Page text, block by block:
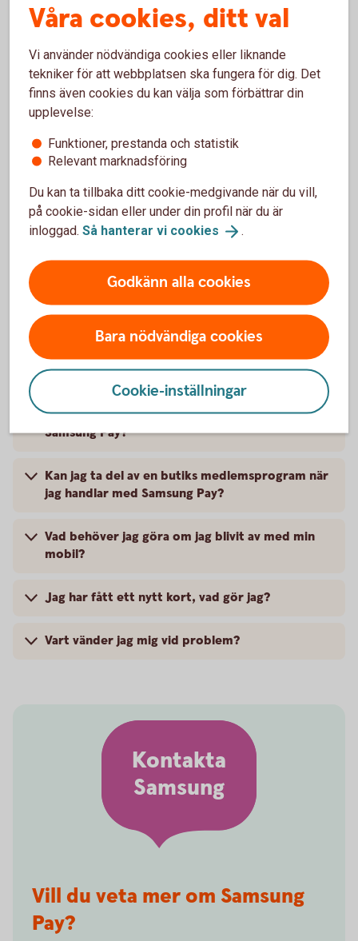
Anslut ditt kort genom att scanna kortet i Samsung
Pay-appen och verifiera kortet med Mobilt BankID.
För att använda Samsung Pay behöver du välja en
verifieringsmetod. Du kan verifiera dig med iris,
fingeravtryck eller en kod kopplad till Samsung Pay.
Vanliga frågor och svar om
Samsung Pay
Hur betalar jag med Samsung Pay?
Vilka kort går att använda med Samsung Pay?
Är det säkert att betala med Samsung Pay?
Kan jag ta ut pengar ur en uttagsautomat med
Samsung Pay?
Kan jag ta del av en butiks medlemsprogram när
jag handlar med Samsung Pay?
Vad behöver jag göra om jag blivit av med min
mobil?
Jag har fått ett nytt kort, vad gör jag?
Vart vänder jag mig vid problem?
Kontakta
Samsung
Vill du veta mer om Samsung
Pay?
Våra cookies, ditt val
Vi använder nödvändiga cookies eller liknande
tekniker för att webbplatsen ska fungera för dig. Det
finns även cookies du kan välja som förbättrar din
upplevelse:
Funktioner, prestanda och statistik
Relevant marknadsföring
Du kan ta tillbaka ditt cookie-medgivande när du vill,
på cookie-sidan eller under din profil när du är
inloggad. Så hanterar vi cookies .
Godkänn alla cookies
Bara nödvändiga cookies
Cookie-inställningar